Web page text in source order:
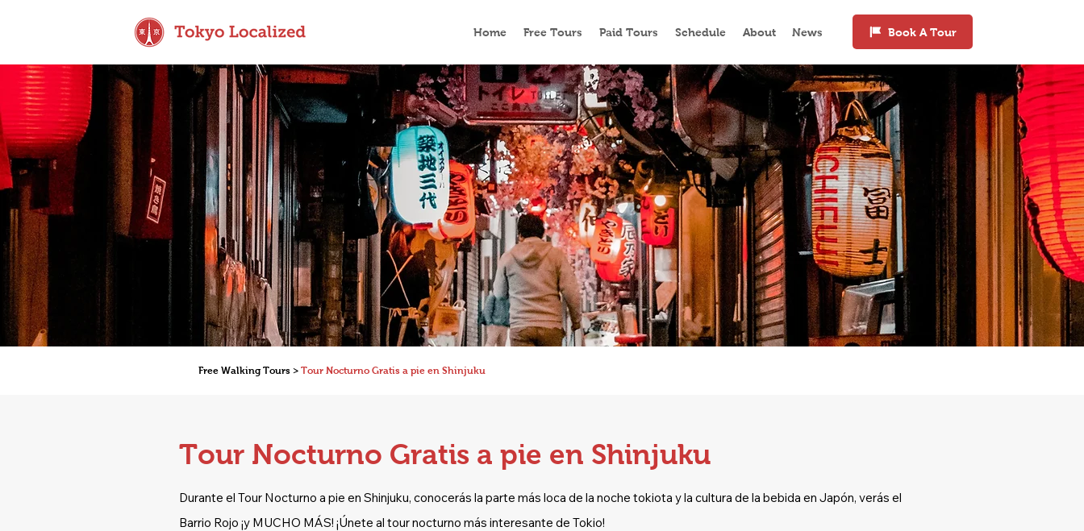
Home Free Tours Paid Tours Schedule About News Book A Tour
Free Walking Tours > Tour Nocturno Gratis a pie en Shinjuku
Tour Nocturno Gratis a pie en Shinjuku
Durante el Tour Nocturno a pie en Shinjuku, conocerás la parte más loca de la noche tokiota y la cultura de la bebida en Japón, verás el
Barrio Rojo ¡y MUCHO MÁS! ¡Únete al tour nocturno más interesante de Tokio!